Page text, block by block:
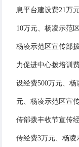
息平台建设费21万
10万元、杨凌示范
杨凌示范区宣传部
力促进中心拨培训
设经费500万元、
元、杨凌示范区宣
传部拨丰收节宣传
传经费3万元、杨